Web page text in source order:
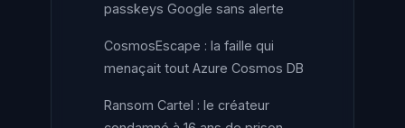
passkeys Google sans alerte
CosmosEscape : la faille qui
menaçait tout Azure Cosmos DB
Ransom Cartel : le créateur